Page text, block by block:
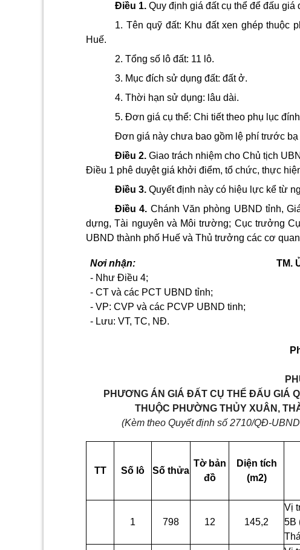
Điều 1. Quy định giá đất cụ thể để đấu
1. Tên quỹ đất: Khu đất xen ghép thuộc
Huế.
2. Tổng số lô đất: 11 lô.
3. Mục đích sử dụng đất: đất ở.
4. Thời hạn sử dụng: lâu dài.
5. Đơn giá cụ thể: Chi tiết theo phụ lục
Đơn giá này chưa bao gồm lệ phí trước bạ
Điều 2. Giao trách nhiệm cho Chủ tịch
Điều 1 phê duyệt giá khởi điểm, tổ chức, thực
Điều 3. Quyết định này có hiệu lực kể từ
Điều 4. Chánh Văn phòng UBND tỉnh,
dựng, Tài nguyên và Môi trường; Cục trưởng
UBND thành phố Huế và Thủ trưởng các cơ
Nơi nhận:
- Như Điều 4;
- CT và các PCT UBND tỉnh;
- VP:CVP và các PCVP UBND tinh;
- Lưu: VT, TC, NĐ.
TM.
PHƯƠNG ÁN GIÁ ĐẤT CỤ THỂ ĐẤU GIÁ
THUỘC PHƯỜNG THỦY XUÂN,
(Kèm theo Quyết định số 2710/QĐ-
TT Số lô Số thửa
Tờ bản
đồ
Diện tích
(m2)
1 798 12 145,2
Vị
5B